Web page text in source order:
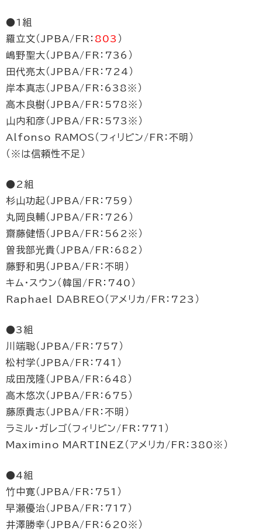
●1組
羅立文（JPBA/FR： 803 ）
嶋野聖大（JPBA/FR：736）
田代亮太（JPBA/FR：724）
岸本真志（JPBA/FR：638※）
高木良樹（JPBA/FR：578※）
山内和彦（JPBA/FR：573※）
Alfonso RAMOS（フィリピン/FR：不明）
（※は信頼性不足）
●2組
杉山功起（JPBA/FR：759）
丸岡良輔（JPBA/FR：726）
齋藤健悟（JPBA/FR：562※）
曽我部光貴（JPBA/FR：682）
藤野和男（JPBA/FR：不明）
キム・スウン（韓国/FR：740）
Raphael DABREO（アメリカ/FR：723）
●3組
川端聡（JPBA/FR：757）
松村学（JPBA/FR：741）
成田茂隆（JPBA/FR：648）
高木悠次（JPBA/FR：675）
藤原貴志（JPBA/FR：不明）
ラミル・ガレゴ（フィリピン/FR：771）
Maximino MARTINEZ（アメリカ/FR：380※）
●4組
竹中寛（JPBA/FR：751）
早瀬優治（JPBA/FR：717）
井澤勝幸（JPBA/FR：620※）